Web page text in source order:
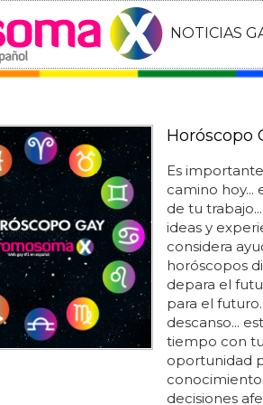
NOTICIAS
Horóscopo
Es
camino
de tu
ideas y
considera
horóscopos
depara el
para el
descanso...
tiempo con tu
oportunidad
decisiones